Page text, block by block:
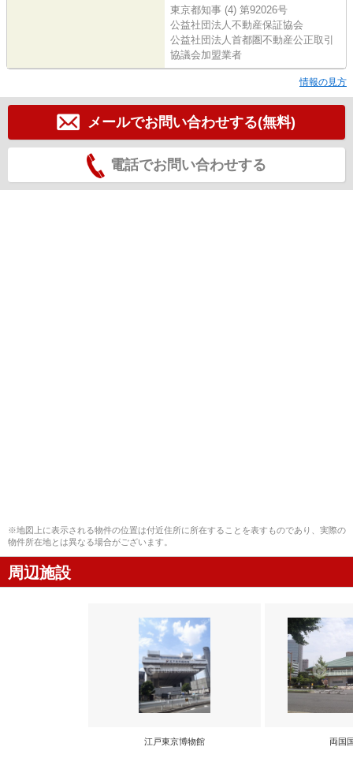
東京都知事 (4) 第92026号
公益社団法人不動産保証協会
公益社団法人首都圏不動産公正取引
協議会加盟業者
情報の見方
メールでお問い合わせする(無料)
電話でお問い合わせする
※地図上に表示される物件の位置は付近住所に所在することを表すものであり、実際の
物件所在地とは異なる場合がございます。
周辺施設
江戸東京博物館 両国